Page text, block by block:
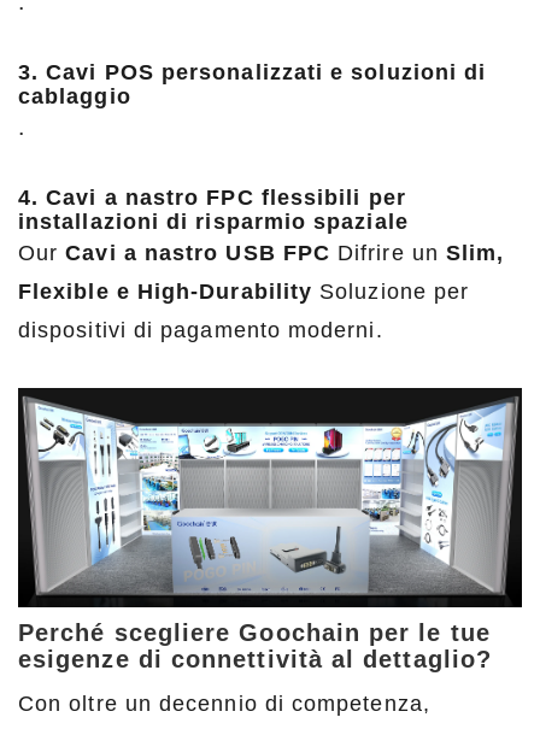
3. Cavi POS personalizzati e soluzioni di
cablaggio
.
4. Cavi a nastro FPC flessibili per
installazioni di risparmio spaziale
OurCavi a nastro USB FPC Difrire un Slim,
Flexible e High-Durability Soluzione per
dispositivi di pagamento moderni.
Perché scegliere Goochain per le tue
esigenze di connettività al dettaglio?
Con oltre un decennio di competenza,